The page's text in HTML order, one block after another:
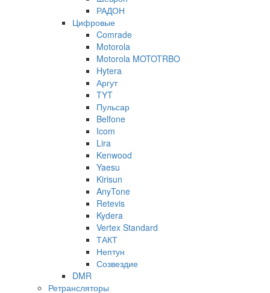
РАДОН
Цифровые
Comrade
Motorola
Motorola MOTOTRBO
Hytera
Аргут
TYT
Пульсар
Belfone
Icom
Lira
Kenwood
Yaesu
Kirisun
AnyTone
Retevis
Kydera
Vertex Standard
ТАКТ
Нептун
Созвездие
DMR
Ретрансляторы